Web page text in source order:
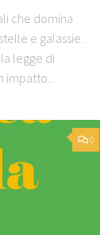
che domina
e galassie.
legge di
impatto...
0